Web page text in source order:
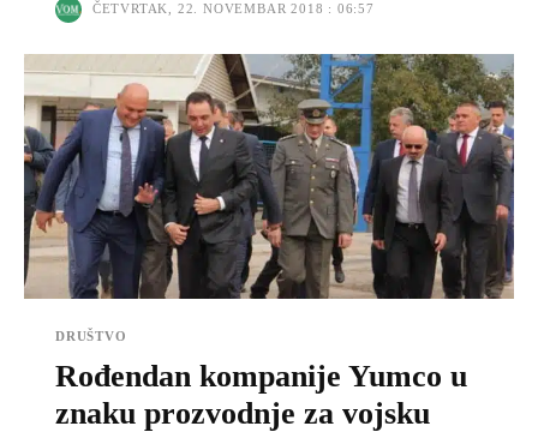
ČETVRTAK, 22. NOVEMBAR 2018 : 06:57
DRUŠTVO
Rođendan kompanije Yumco u
znaku prozvodnje za vojsku